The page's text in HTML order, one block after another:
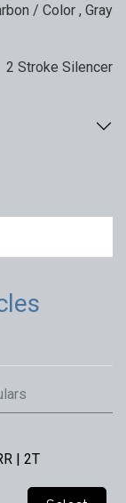
/ Color , Gray
2 Stroke Silencer
| 2T